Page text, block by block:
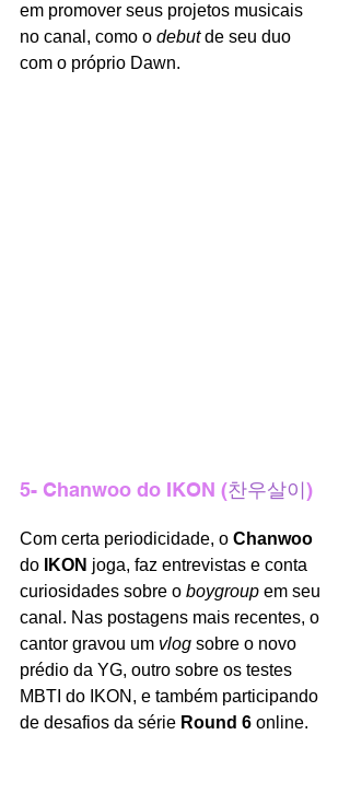
em promover seus projetos musicais
no canal, como o debut de seu duo
com o próprio Dawn.
5- Chanwoo do IKON (찬우살이)
Com certa periodicidade, o Chanwoo
do
IKON joga, faz entrevistas e conta
curiosidades sobre o boygroup em seu
canal. Nas postagens mais recentes, o
cantor gravou um vlog sobre o novo
prédio da YG, outro sobre os testes
MBTI do IKON, e também participando
de desafios da série Round 6 online.